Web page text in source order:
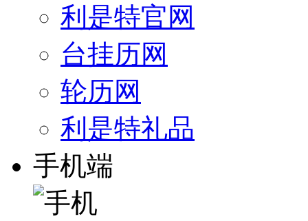
利是特官网
台挂历网
轮历网
利是特礼品
手机端